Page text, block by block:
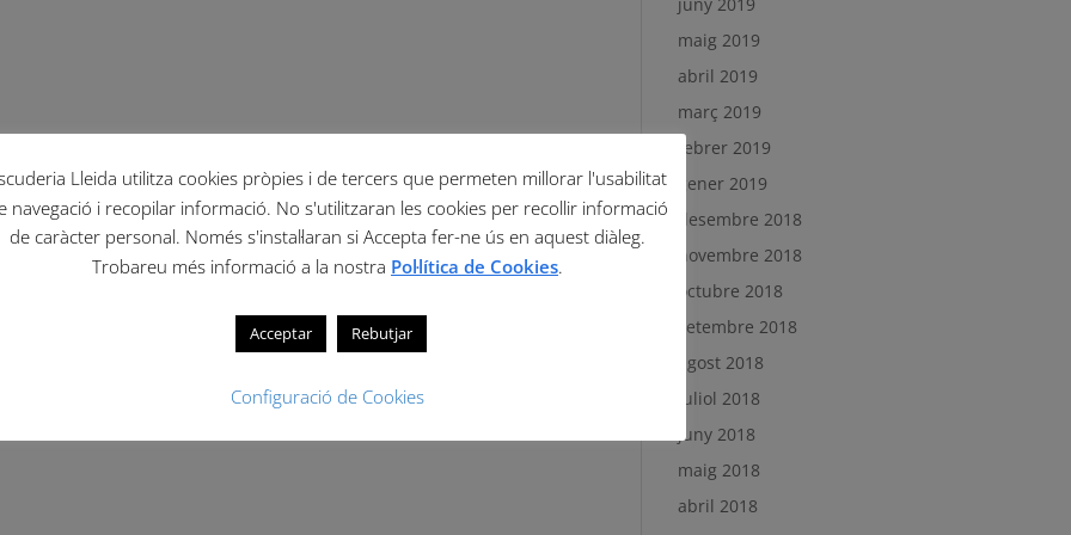
maig 2019
abril 2019
març 2019
febrer 2019
gener 2019
desembre 2018
novembre 2018
octubre 2018
setembre 2018
agost 2018
juliol 2018
juny 2018
maig 2018
abril 2018
Lleida utilitza cookies pròpies i de tercers que permeten millorar l'usabilitat
navegació i recopilar informació. No s'utilitzaran les cookies per recollir informació
de caràcter personal. Només s'instal·laran si Accepta fer-ne ús en aquest diàleg.
Trobareu més informació a la nostra Pol·lítica de Cookies.
Acceptar Rebutjar
Configuració de Cookies